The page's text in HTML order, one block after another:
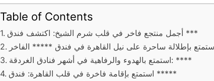
Table of Contents
أجمل منتجع فاخر في قلب شرم الشيخ: اكتشف فندق ***
بإطلالة ساحرة على نيل القاهرة في فندق ***** الفاخر
استمتع بالهدوء والرفاهية في أشهر فنادق الغردقة: ****
استمتع بإقامة فاخرة في قلب القاهرة: فندق *****